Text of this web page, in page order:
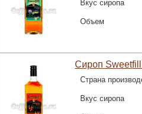
Вкус сиропа
Объем
Сироп
Страна
Вкус сиропа